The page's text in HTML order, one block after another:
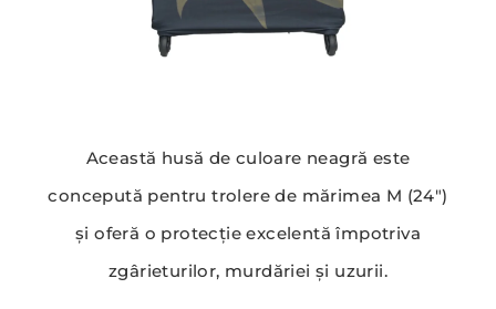
Această husă de culoare neagră este
concepută pentru trolere de mărimea M (24″)
și oferă o protecție excelentă împotriva
zgârieturilor, murdăriei și uzurii.